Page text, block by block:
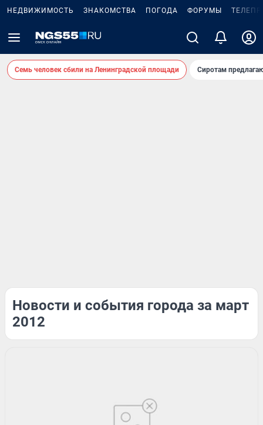
НЕДВИЖИМОСТЬ ЗНАКОМСТВА ПОГОДА ФОРУМЫ
Семь человек сбили на Ленинградской площади Сиротам
Новости и события города за март
2012